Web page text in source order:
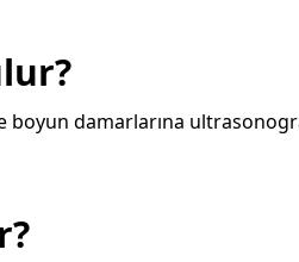
boyun damarlarına